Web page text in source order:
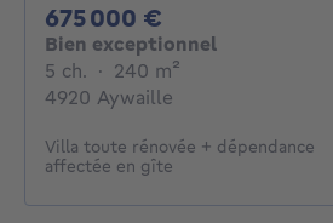
675 000 €
Bien exceptionnel
5 ch. 5 chambres
· 240 m²
4920 Aywaille
Villa toute rénovée + dépendance
affectée en gîte